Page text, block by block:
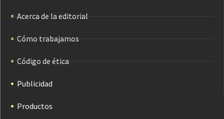
Acerca de la editorial
Cómo trabajamos
Código de ética
Publicidad
Productos